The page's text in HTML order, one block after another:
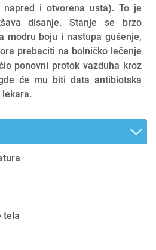
i otvorena usta). To je
disanje. Stanje se brzo
modru boju i nastupa gušenje,
prebaciti na bolničko lečenje
ponovni protok vazduha kroz
će mu biti data antibiotska
tela